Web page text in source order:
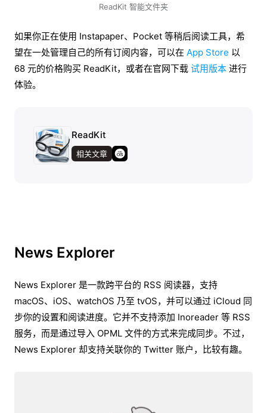
ReadKit 智能文件夹
如果你正在使用 Instapaper、Pocket 等稍后阅读工具，希
望在一处管理自己的所有订阅内容，可以在 App Store 以
68 元的价格购买 ReadKit，或者在官网下载 试用版本 进行
体验。
ReadKit
相关文章
News Explorer
News Explorer 是一款跨平台的 RSS 阅读器，支持
macOS、iOS、watchOS 乃至 tvOS，并可以通过 iCloud 同
步你的设置和阅读进度。它并不支持添加 Inoreader 等 RSS
服务，而是通过导入 OPML 文件的方式来完成同步。不过，
News Explorer 却支持关联你的 Twitter 账户，比较有趣。